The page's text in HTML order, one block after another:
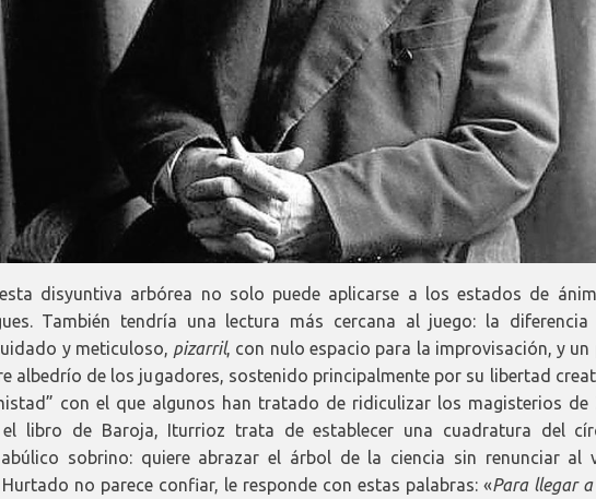
disyuntiva arbórea no solo puede aplicarse a los estados de
También tendría una lectura más cercana al juego: la diferencia
y meticuloso, pizarril, con nulo espacio para la improvisación, y un
albedrío de los jugadores, sostenido principalmente por su libertad
con el que algunos han tratado de ridiculizar los magisterios de
libro de Baroja, Iturrioz trata de establecer una cuadratura del
sobrino: quiere abrazar el árbol de la ciencia sin renunciar al
no parece confiar, le responde con estas palabras: «Para llegar